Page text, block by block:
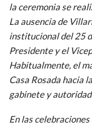
la ceremonia se
La ausencia de
institucional del 25
Presidente y el
Habitualmente, el
Casa Rosada hacia
gabinete y
En las